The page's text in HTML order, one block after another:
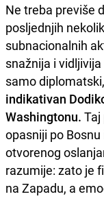
Ne treba previše
posljednjih
subnacionalnih
snažnija i
samo
indikativan
Washingtonu.
opasniji po
otvorenog
razumije: zato je
na Zapadu, a